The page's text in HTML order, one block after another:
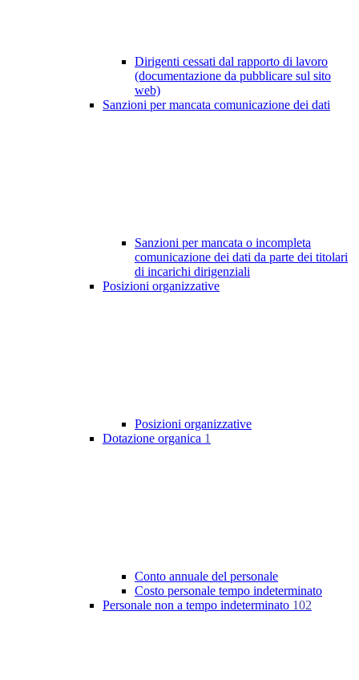
Dirigenti cessati dal rapporto di lavoro
(documentazione da pubblicare sul sito
web)
Sanzioni per mancata comunicazione dei dati
Sanzioni per mancata o incompleta
comunicazione dei dati da parte dei titolari
di incarichi dirigenziali
Posizioni organizzative
Posizioni organizzative
Dotazione organica 1
Conto annuale del personale
Costo personale tempo indeterminato
Personale non a tempo indeterminato 102